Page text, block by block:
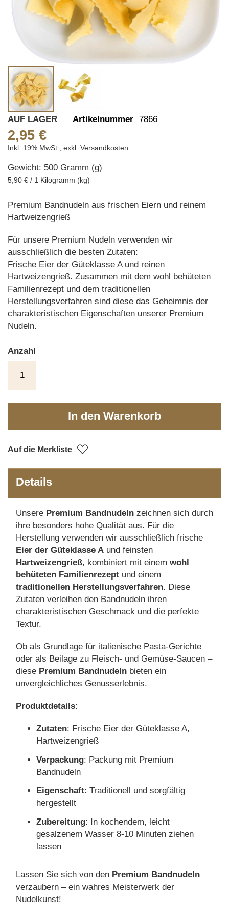
Skip
to
the
of
the
gallery
AUF LAGER Artikelnummer 7866
2,95 €
Inkl. 19% MwSt., exkl. Versandkosten
Gewicht: 500 Gramm (g)
5,90 € / 1 Kilogramm (kg)
Premium Bandnudeln aus frischen Eiern und reinem
Hartweizengrieß
Für unsere Premium Nudeln verwenden wir
ausschließlich die besten Zutaten:
Frische Eier der Güteklasse A und reinen
Hartweizengrieß. Zusammen mit dem wohl behüteten
Familienrezept und dem traditionellen
Herstellungsverfahren sind diese das Geheimnis der
charakteristischen Eigenschaften unserer Premium
Nudeln.
Anzahl
In den Warenkorb
Auf die Merkliste
Details
Unsere Premium Bandnudeln zeichnen sich durch
ihre besonders hohe Qualität aus. Für die
Herstellung verwenden wir ausschließlich frische
Eier der Güteklasse A und feinsten
Hartweizengrieß, kombiniert mit einem wohl
behüteten Familienrezept und einem
traditionellen Herstellungsverfahren. Diese
Zutaten verleihen den Bandnudeln ihren
charakteristischen Geschmack und die perfekte
Textur.
Ob als Grundlage für italienische Pasta-Gerichte
oder als Beilage zu Fleisch- und Gemüse-Saucen –
diese Premium Bandnudeln bieten ein
unvergleichliches Genusserlebnis.
Produktdetails:
Zutaten: Frische Eier der Güteklasse A,
Hartweizengrieß
Verpackung: Packung mit Premium
Bandnudeln
Eigenschaft: Traditionell und sorgfältig
hergestellt
Zubereitung: In kochendem, leicht
gesalzenem Wasser 8-10 Minuten ziehen
lassen
Lassen Sie sich von den Premium Bandnudeln
verzaubern – ein wahres Meisterwerk der
Nudelkunst!